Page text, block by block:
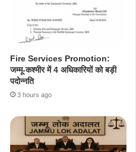
Fire Services Promotion:
जम्मू-कश्मीर में 4 अधिकारियों को बड़ी
पदोन्नति
3 hours ago